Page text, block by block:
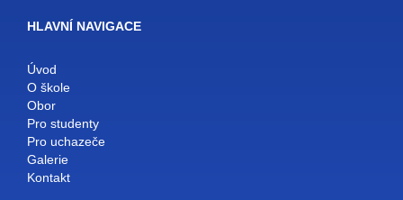
HLAVNÍ NAVIGACE
Úvod
O škole
Obor
Pro studenty
Pro uchazeče
Galerie
Kontakt